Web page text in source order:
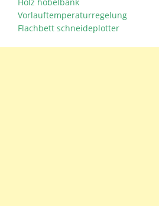
Vorlauftemperaturregelung
Flachbett schneideplotter